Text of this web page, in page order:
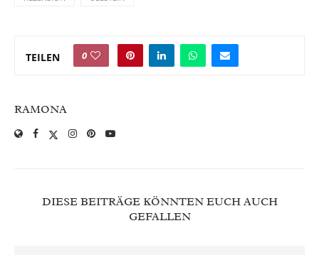
TEILEN 0
RAMONA
DIESE BEITRÄGE KÖNNTEN EUCH AUCH
GEFALLEN